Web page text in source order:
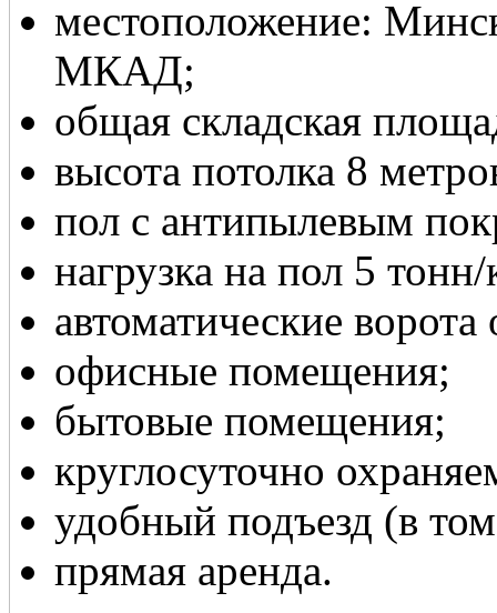
местоположение:
МКАД;
общая складская
высота потолка 8
пол с антипылевым
нагрузка на пол 5
автоматические
офисные помещения;
бытовые помещения;
круглосуточно
удобный подъезд (в
прямая аренда.